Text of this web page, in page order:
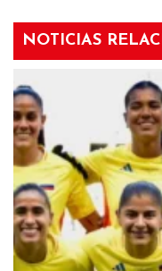
NOTICIAS